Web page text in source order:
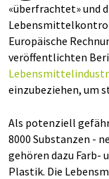
«überfrachtet» und
Europäische
veröffentlichten
einzubeziehen, um
Als potenziell
8000 Substanzen -
gehören dazu Farb-
Plastik. Die